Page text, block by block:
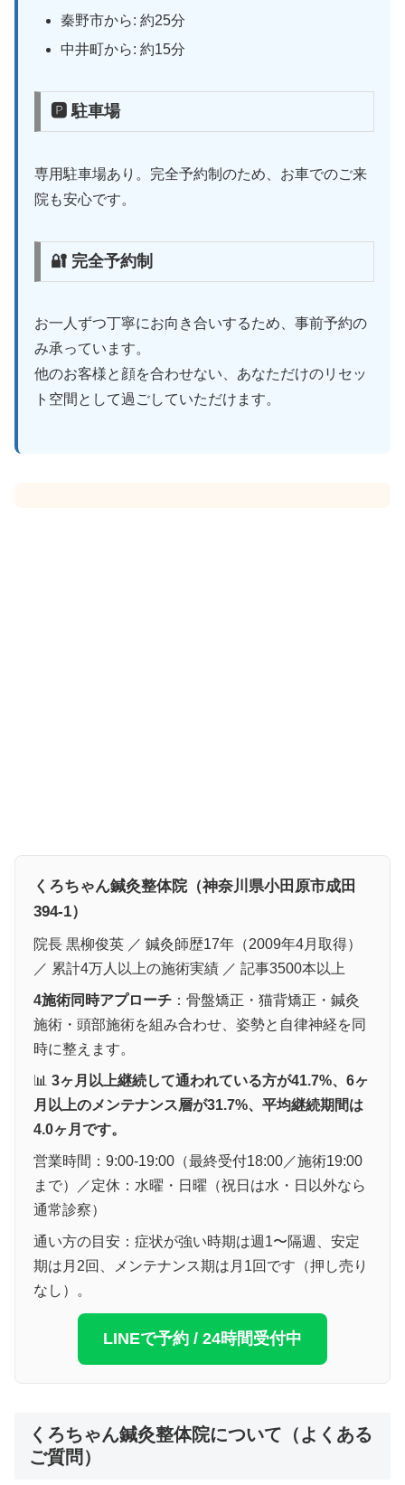
秦野市から: 約25分
中井町から: 約15分
🅿 駐車場
専用駐車場あり。完全予約制のため、お車でのご来
院も安心です。
🔐 完全予約制
お一人ずつ丁寧にお向き合いするため、事前予約の
み承っています。
他のお客様と顔を合わせない、あなただけのリセッ
ト空間として過ごしていただけます。
くろちゃん鍼灸整体院（神奈川県小田原市成田
394-1）
院長 黒柳俊英 ／ 鍼灸師歴17年（2009年4月取得）
／ 累計4万人以上の施術実績 ／ 記事3500本以上
4施術同時アプローチ ：骨盤矯正・猫背矯正・鍼灸
施術・頭部施術を組み合わせ、姿勢と自律神経を同
時に整えます。
📊 3ヶ月以上継続して通われている方が41.7%、6ヶ
月以上のメンテナンス層が31.7%、平均継続期間は
4.0ヶ月です。
営業時間：9:00-19:00（最終受付18:00／施術19:00
まで）／定休：水曜・日曜（祝日は水・日以外なら
通常診察）
通い方の目安：症状が強い時期は週1〜隔週、安定
期は月2回、メンテナンス期は月1回です（押し売り
なし）。
LINEで予約 / 24時間受付中
くろちゃん鍼灸整体院について（よくある
ご質問）